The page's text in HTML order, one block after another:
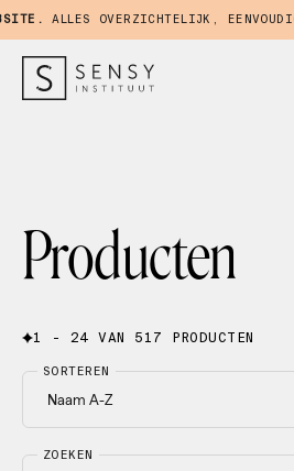
ALLES OVERZICHTELIJK, EENVOUDIG
Producten
1 - 24 VAN 517 PRODUCTEN
ZOEKEN
SORTEREN